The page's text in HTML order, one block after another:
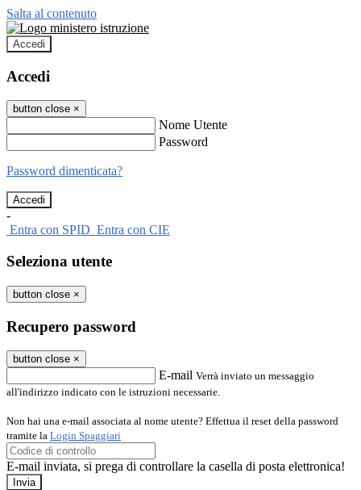
Salta al contenuto
Accedi
Accedi
button close ×
Nome Utente
Password
Password dimenticata?
-
Entra con SPID Entra con CIE
Seleziona utente
button close ×
Recupero password
button close ×
E-mail Verrà inviato un messaggio
all'indirizzo indicato con le istruzioni necessarie.
Non hai una e-mail associata al nome utente? Effettua il reset della password
tramite la Login Spaggiari
E-mail inviata, si prega di controllare la casella di posta elettronica!